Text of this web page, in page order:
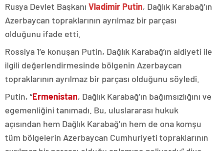
Rusya Devlet Başkanı Vladimir Putin, Dağlık Karabağ’ın
Azerbaycan topraklarının ayrılmaz bir parçası
olduğunu ifade etti.
Rossiya 1’e konuşan Putin, Dağlık Karabağ’ın aidiyeti ile
ilgili değerlendirmesinde bölgenin Azerbaycan
topraklarının ayrılmaz bir parçası olduğunu söyledi.
Putin, “Ermenistan, Dağlık Karabağ’ın bağımsızlığını ve
egemenliğini tanımadı. Bu, uluslararası hukuk
açısından hem Dağlık Karabağ’ın hem de ona komşu
tüm bölgelerin Azerbaycan Cumhuriyeti topraklarının